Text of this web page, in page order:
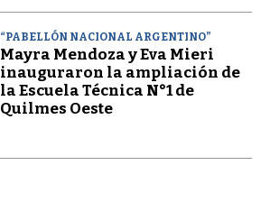
“PABELLÓN NACIONAL ARGENTINO”
Mayra Mendoza y Eva Mieri
inauguraron la ampliación de
la Escuela Técnica N°1 de
Quilmes Oeste